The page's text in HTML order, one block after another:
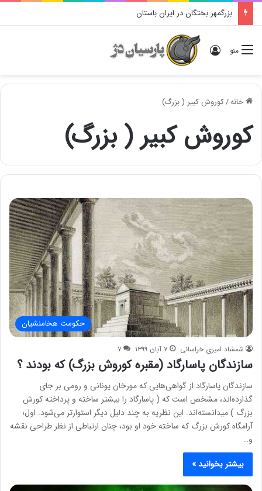
بزرگمهر بختگان در ایران باستان
منو ورود
خانه/کوروش کبیر ( بزرگ)
کوروش کبیر ( بزرگ)
حکومت هخامنشیان
شمشاد امیری خراسانی ۷ آبان ۱۳۹۹ ۷
سازندگان پاسارگاد (مقبره کوروش بزرگ) که بودند ؟
سازندگان پاسارگاد از گواهی‌هایی که مورخان یونانی و رومی بر جای
گذارده‌اند، مشخص است که ( پاسارگاد را بیشتر ساخته و پرداخته کورش
بزرگ ) میدانسته‌اند. این نظریه به چند دلیل دیگر استوارتر می‌شود. اول؛
آرامگاه کورش بزرگ که ساخته خود او بود، چنان ارتباطی از نظر طراحی نقشه
و…
بیشتر بخوانید »